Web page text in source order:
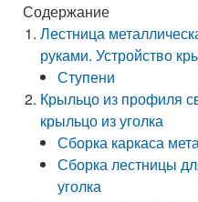
Содержание
Лестница
руками. Устройство
Ступени
Крыльцо из профиля
крыльцо из уголка
Сборка каркаса
Сборка лестницы
уголка